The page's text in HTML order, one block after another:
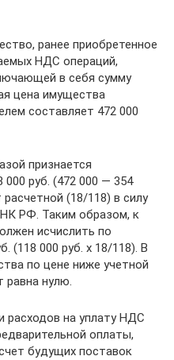
ранее приобретенное
НДС операций,
в себя сумму
цена имущества
составляет 472 000
признается
руб. (472 000 — 354
(18/118) в силу
НК РФ. Таким образом, к
исчислить по
(118 000 руб. х 18/118). В
по цене ниже учетной
равна нулю.
расходов на уплату НДС
оплаты,
будущих поставок